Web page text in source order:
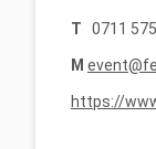
T 0711
M
https://